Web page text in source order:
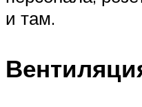
и там.